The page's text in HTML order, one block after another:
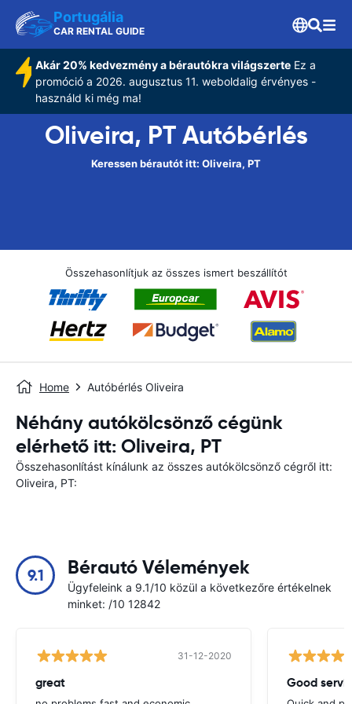
Portugália
CAR RENTAL GUIDE
Akár 20% kedvezmény a bérautókra világszerteEz a
promóció a 2026. augusztus 11. weboldalig érvényes -
használd ki még ma!
Oliveira, PT Autóbérlés
Keressen bérautót itt: Oliveira, PT
Összehasonlítjuk az összes ismert beszállítót
Home Autóbérlés Oliveira
Néhány autókölcsönző cégünk
elérhető itt: Oliveira, PT
Összehasonlítást kínálunk az összes autókölcsönző cégről itt:
Oliveira, PT:
9.1 Bérautó Vélemények
Ügyfeleink a 9.1/10 közül a következőre értékelnek
minket: /10 12842
31-12-2020
great Good